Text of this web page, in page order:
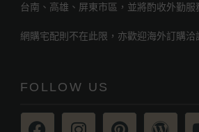
台南、高雄、屏東市區，並將酌收外勤服
網購宅配則不在此限，亦歡迎海外訂購洽
FOLLOW US